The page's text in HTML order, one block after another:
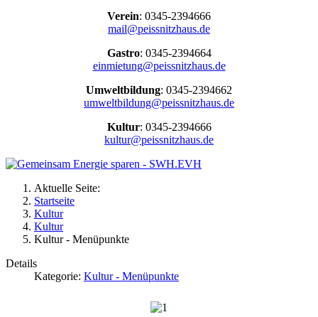
Verein: 0345-2394666
mail@peissnitzhaus.de
Gastro: 0345-2394664
einmietung@peissnitzhaus.de
Umweltbildung: 0345-2394662
umweltbildung@peissnitzhaus.de
Kultur: 0345-2394666
kultur@peissnitzhaus.de
Aktuelle Seite:
Startseite
Kultur
Kultur
Kultur - Menüpunkte
Details
Kategorie: Kultur - Menüpunkte